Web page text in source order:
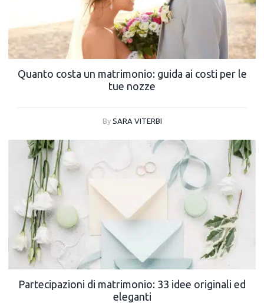
Quanto costa un matrimonio: guida ai costi per le
tue nozze
By SARA VITERBI
Partecipazioni di matrimonio: 33 idee originali ed
eleganti